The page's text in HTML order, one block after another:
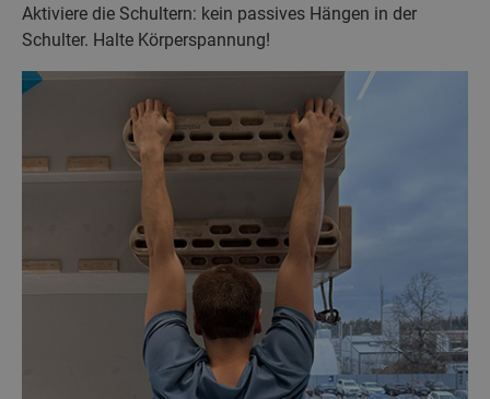
Aktiviere die Schultern: kein passives Hängen in der
Schulter. Halte Körperspannung!